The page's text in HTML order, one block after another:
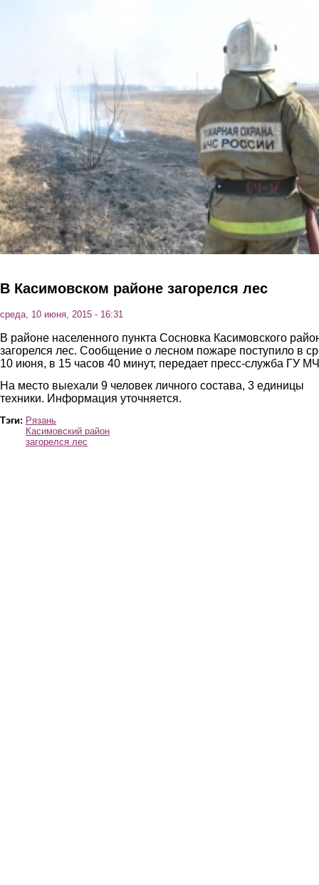
В Касимовском районе загорелся лес
среда, 10 июня, 2015 - 16:31
В районе населенного пункта Сосновка Касимовского
загорелся лес. Сообщение о лесном пожаре поступило в
10 июня, в 15 часов 40 минут, передает пресс-служба ГУ
На место выехали 9 человек личного состава, 3 единицы
техники. Информация уточняется.
Тэги: Рязань
Касимовский район
загорелся лес